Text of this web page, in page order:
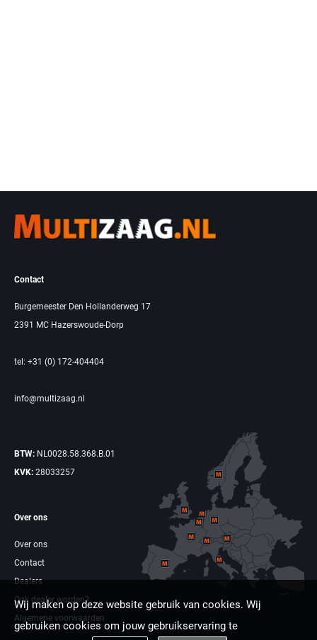
Contact
Burgemeester Den Hollanderweg 17
2391 MC Hazerswoude-Dorp
tel: +31 (0) 172-404404
info@multizaag.nl
BTW: NL0028.58.368.B.01
KVK: 28033257
Over ons
Over ons
Contact
Dealers
Ook dealer worden?
Algemene voorwaarden
Wij maken op deze website gebruik van cookies. Wij
gebruiken cookies om jouw gebruikservaring te